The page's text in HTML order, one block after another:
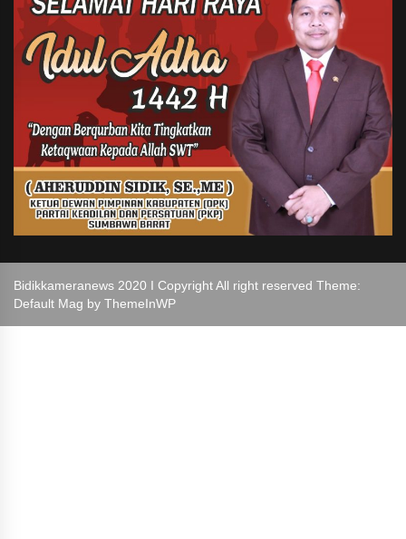
Bidikkameranews 2020 I Copyright All right reserved Theme:
Default Mag by ThemeInWP